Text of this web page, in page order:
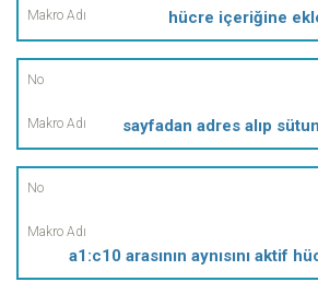
hücre içeriğine
sayfadan adres alıp
a1:c10 arasının aynısını aktif